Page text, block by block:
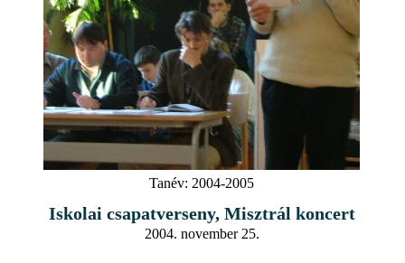
Tanév: 2004-2005
Iskolai csapatverseny, Misztrál koncert
2004. november 25.